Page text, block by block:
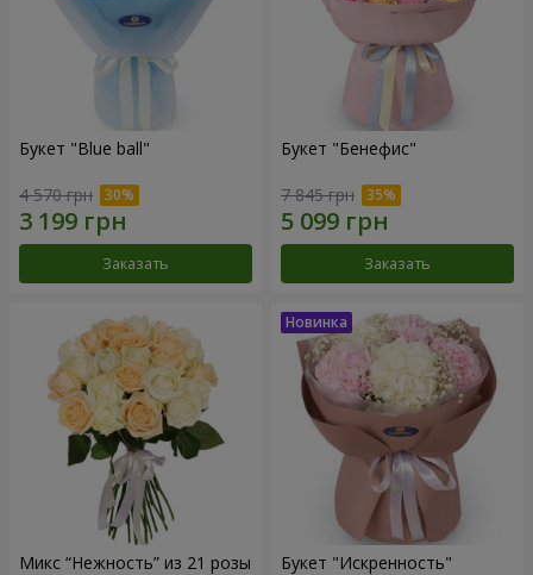
Букет "Blue ball"
4 570 грн
Заказать
Букет "Бенефис"
7 845 грн
Заказать
Микс “Нежность” из 21 розы Букет "Искренность"